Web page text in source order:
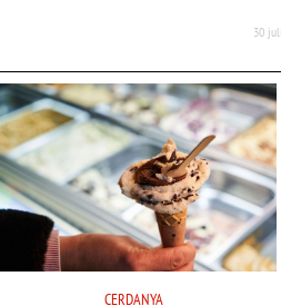
30
CERDANYA